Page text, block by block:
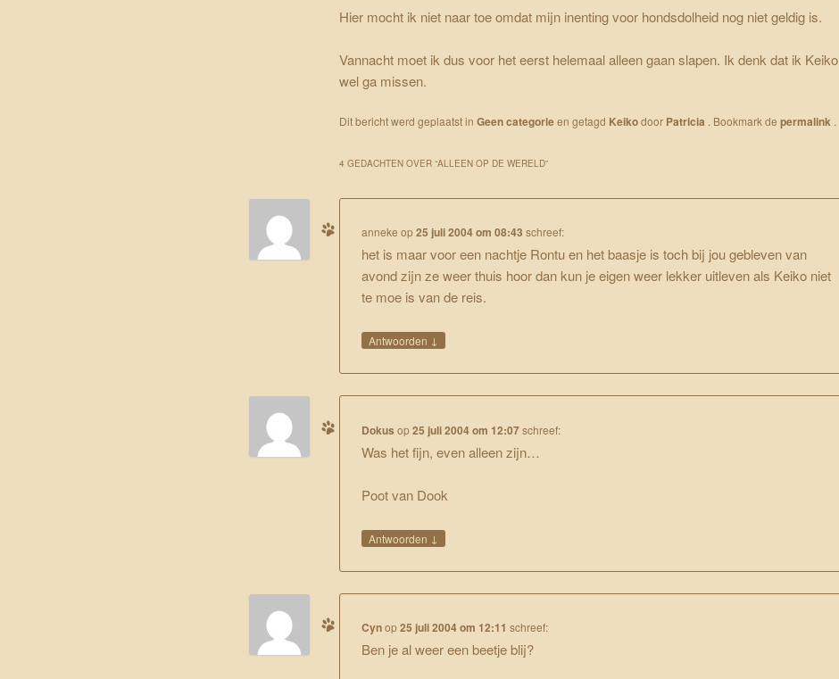
Hier mocht ik niet naar toe omdat mijn inenting voor hondsdolheid nog niet geldig is.
Vannacht moet ik dus voor het eerst helemaal alleen gaan slapen. Ik denk dat ik Keiko
wel ga missen.
Dit bericht werd geplaatst in Geen categorieen getagd Keikodoor Patricia . Bookmark de permalink .
4 GEDACHTEN OVER “ALLEEN OP DE WERELD”
anneke op25 juli 2004 om 08:43 schreef:
het is maar voor een nachtje Rontu en het baasje is toch bij jou gebleven van
avond zijn ze weer thuis hoor dan kun je eigen weer lekker uitleven als Keiko niet
te moe is van de reis.
Antwoorden ↓
Dokus op25 juli 2004 om 12:07schreef:
Was het fijn, even alleen zijn…
Poot van Dook
Antwoorden ↓
Cynop25 juli 2004 om 12:11 schreef:
Ben je al weer een beetje blij?